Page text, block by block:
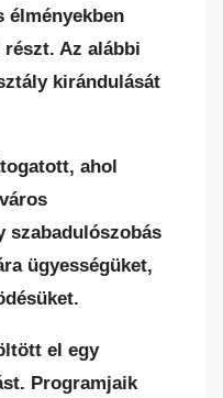
élményekben
Az alábbi
kirándulását
ahol
szabadulószobás
ügyességüket,
el egy
Programjaik